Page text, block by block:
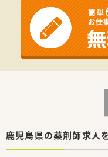
【募集背景と求める
■今回は欠員補充
上ある方を即戦力と
■地域医療を支える
フットワーク軽く
■離島という環境で
を進めていただけ
【求人情報について】
■年収は500万円か
遠方からの転居を
■赴任時の送迎サ
鹿児島県の薬剤師求人